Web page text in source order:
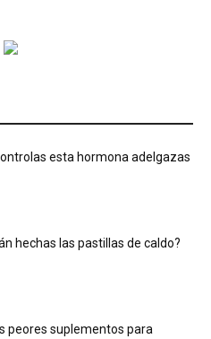
esta hormona adelgazas
hechas las pastillas de caldo?
peores suplementos para